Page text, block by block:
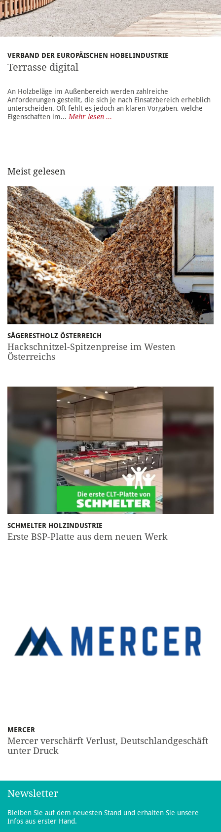
VERBAND DER EUROPÄISCHEN HOBELINDUSTRIE
Terrasse digital
An Holzbeläge im Außenbereich werden zahlreiche
Anforderungen gestellt, die sich je nach Einsatzbereich erheblich
unterscheiden. Oft fehlt es jedoch an klaren Vorgaben, welche
Eigenschaften im... Mehr lesen ...
Meist gelesen
SÄGERESTHOLZ ÖSTERREICH
Hackschnitzel-Spitzenpreise im Westen
Österreichs
SCHMELTER HOLZINDUSTRIE
Erste BSP-Platte aus dem neuen Werk
MERCER
Mercer verschärft Verlust, Deutschlandgeschäft
unter Druck
Newsletter
Bleiben Sie auf dem neuesten Stand und erhalten Sie unsere
Infos aus erster Hand.